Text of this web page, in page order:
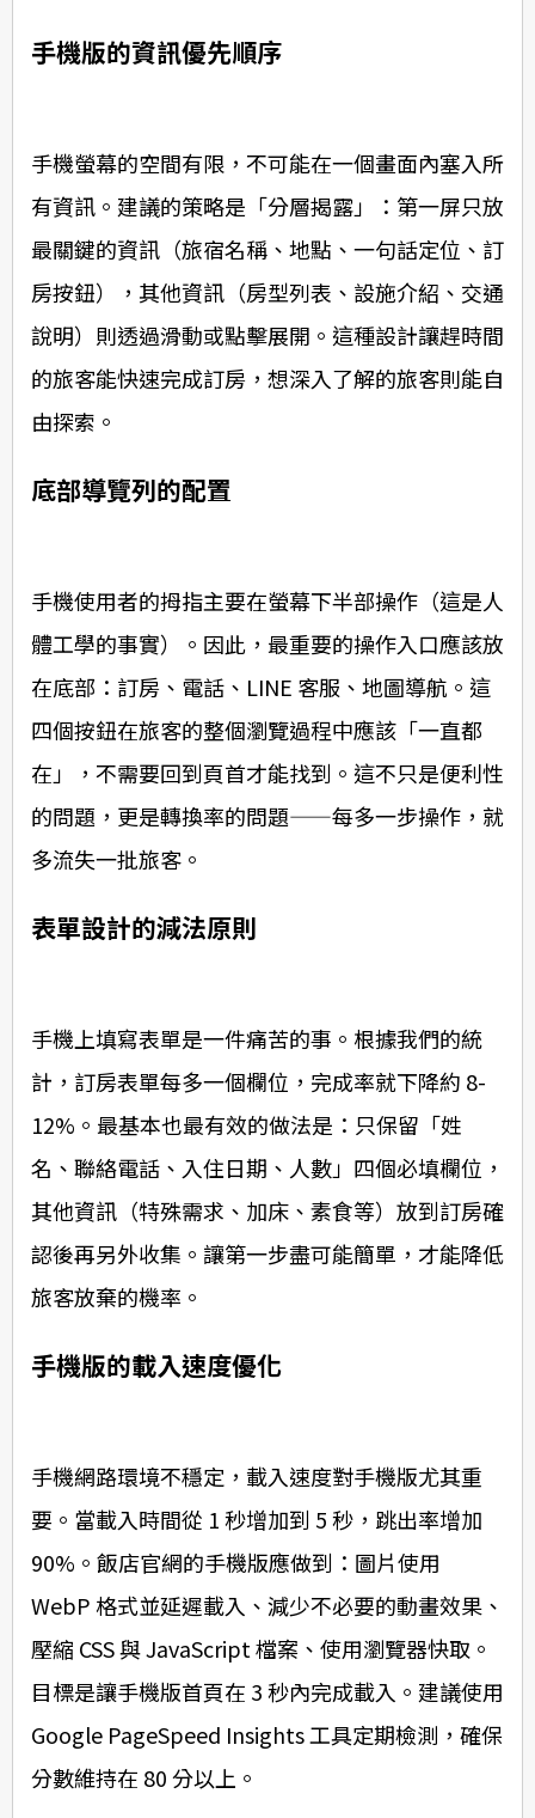
手機版的資訊優先順序
手機螢幕的空間有限，不可能在一個畫面內塞入所
有資訊。建議的策略是「分層揭露」：第一屏只放
最關鍵的資訊（旅宿名稱、地點、一句話定位、訂
房按鈕），其他資訊（房型列表、設施介紹、交通
說明）則透過滑動或點擊展開。這種設計讓趕時間
的旅客能快速完成訂房，想深入了解的旅客則能自
由探索。
底部導覽列的配置
手機使用者的拇指主要在螢幕下半部操作（這是人
體工學的事實）。因此，最重要的操作入口應該放
在底部：訂房、電話、LINE 客服、地圖導航。這
四個按鈕在旅客的整個瀏覽過程中應該「一直都
在」，不需要回到頁首才能找到。這不只是便利性
的問題，更是轉換率的問題——每多一步操作，就
多流失一批旅客。
表單設計的減法原則
手機上填寫表單是一件痛苦的事。根據我們的統
計，訂房表單每多一個欄位，完成率就下降約 8-
12%。最基本也最有效的做法是：只保留「姓
名、聯絡電話、入住日期、人數」四個必填欄位，
其他資訊（特殊需求、加床、素食等）放到訂房確
認後再另外收集。讓第一步盡可能簡單，才能降低
旅客放棄的機率。
手機版的載入速度優化
手機網路環境不穩定，載入速度對手機版尤其重
要。當載入時間從 1 秒增加到 5 秒，跳出率增加
90%。飯店官網的手機版應做到：圖片使用
WebP 格式並延遲載入、減少不必要的動畫效果、
壓縮 CSS 與 JavaScript 檔案、使用瀏覽器快取。
目標是讓手機版首頁在 3 秒內完成載入。建議使用
Google PageSpeed Insights 工具定期檢測，確保
分數維持在 80 分以上。